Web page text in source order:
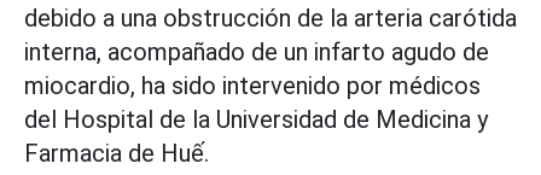
debido a una obstrucción de la arteria carótida
interna, acompañado de un infarto agudo de
miocardio, ha sido intervenido por médicos
del Hospital de la Universidad de Medicina y
Farmacia de Huế.